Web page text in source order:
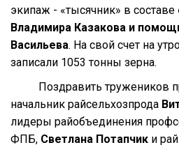
экипаж - «тысячник» в составе
Владимира Казакова и
Васильева. На свой счет на
записали 1053 тонны зерна.
Поздравить тружеников
начальник райсельхозпрода
лидеры райобъединения
ФПБ, Светлана Потапчик и